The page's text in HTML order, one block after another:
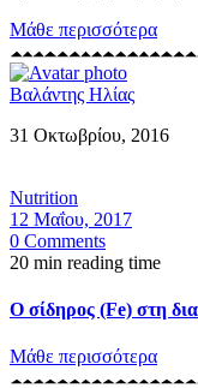
Μάθε περισσότερα
Βαλάντης Ηλίας
31 Οκτωβρίου, 2016
Nutrition
12 Μαΐου, 2017
0 Comments
20 min reading time
Ο σίδηρος (Fe) στη
Μάθε περισσότερα